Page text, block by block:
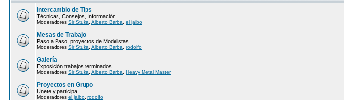
Intercambio de Tips
Técnicas, Consejos, Información
Moderadores Sir Stuka Alberto Barba el jaibo
Mesas de Trabajo
Paso a Paso, proyectos de Modelistas
Moderadores Sir Stuka Alberto Barba rodolfo
Galería
Exposición trabajos terminados
Moderadores Sir Stuka Alberto Barba Heavy Metal Master
Proyectos en Grupo
Unete y participa
Moderadores el jaibo rodolfo